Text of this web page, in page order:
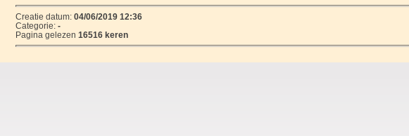
Creatie datum: 04/06/2019 12:36
Categorie: -
Pagina gelezen 16516 keren